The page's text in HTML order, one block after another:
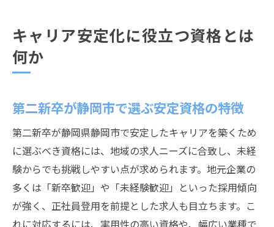
キャリア安定化に役立つ資格とは
何か
第二新卒が静岡市で選ぶ安定資格の特徴
第二新卒が静岡県静岡市で安定したキャリアを築くため
に選ぶべき資格には、地域の求人ニーズに合致し、未経
験からでも挑戦しやすい点が求められます。地元企業の
多くは「新卒歓迎」や「未経験歓迎」といった採用傾向
が強く、正社員登用を前提とした求人も目立ちます。こ
れに対応するには、実用性の高い資格や、幅広い業種で